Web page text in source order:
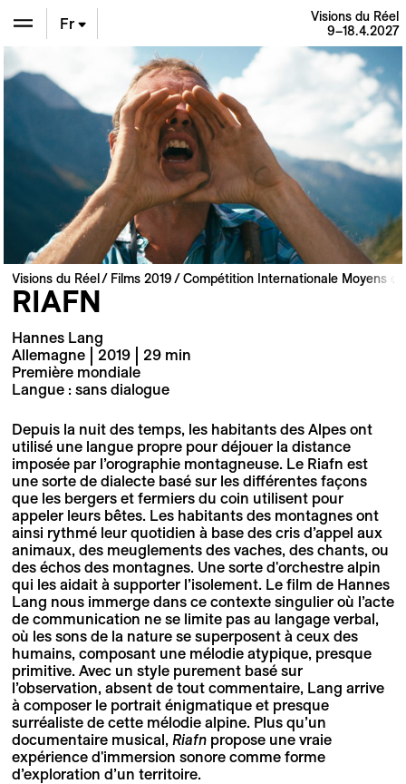
Fr
Visions du Réel
9–18.4.2027
Visions du Réel Films 2019 Compétition Internationale Moyens
RIAFN
Hannes Lang
Allemagne | 2019 | 29 min
Première mondiale
Langue : sans dialogue
Depuis la nuit des temps, les habitants des Alpes ont
utilisé une langue propre pour déjouer la distance
imposée par l’orographie montagneuse. Le Riafn est
une sorte de dialecte basé sur les différentes façons
que les bergers et fermiers du coin utilisent pour
appeler leurs bêtes. Les habitants des montagnes ont
ainsi rythmé leur quotidien à base des cris d’appel aux
animaux, des meuglements des vaches, des chants, ou
des échos des montagnes. Une sorte d'orchestre alpin
qui les aidait à supporter l’isolement. Le film de Hannes
Lang nous immerge dans ce contexte singulier où l’acte
de communication ne se limite pas au langage verbal,
où les sons de la nature se superposent à ceux des
humains, composant une mélodie atypique, presque
primitive. Avec un style purement basé sur
l’observation, absent de tout commentaire, Lang arrive
à composer le portrait énigmatique et presque
surréaliste de cette mélodie alpine. Plus qu’un
documentaire musical, Riafnpropose une vraie
expérience d'immersion sonore comme forme
d’exploration d’un territoire.